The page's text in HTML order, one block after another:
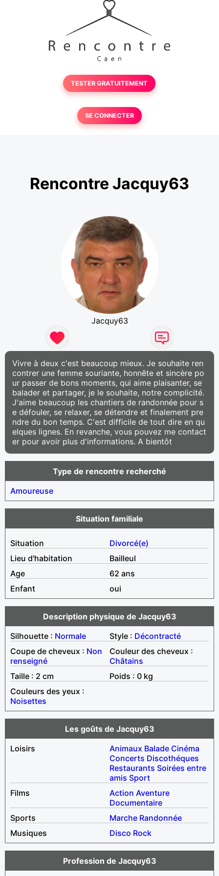
TESTER GRATUITEMENT
SE CONNECTER
Rencontre Jacquy63
Jacquy63
Vivre à deux c'est beaucoup mieux. Je souhaite ren
contrer une femme souriante, honnête et sincère po
ur passer de bons moments, qui aime plaisanter, se
balader et partager, je le souhaite, notre complicité.
J'aime beaucoup les chantiers de randonnée pour s
e défouler, se relaxer, se détendre et finalement pre
ndre du bon temps. C'est difficile de tout dire en qu
elques lignes. En revanche, vous pouvez me contact
er pour avoir plus d'informations. A bientôt
Type de rencontre recherché
Amoureuse
Situation familiale
Situation
Divorcé(e)
Lieu d'habitation
Bailleul
Age
62 ans
Enfant
oui
Description physique de Jacquy63
Silhouette : Normale Style : Décontracté
Coupe de cheveux : Non
renseigné
Couleur des cheveux :
Châtains
Taille : 2 cm
Poids : 0 kg
Couleurs des yeux :
Noisettes
Les goûts de Jacquy63
Loisirs
Animaux Balade Cinéma
Concerts Discothéques
Restaurants Soirées entre
amis Sport
Films
Action Aventure
Documentaire
Sports
Marche Randonnée
Musiques
Disco Rock
Profession de Jacquy63